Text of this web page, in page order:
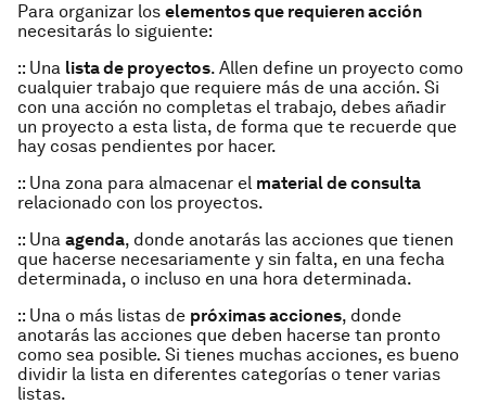
Para organizar los elementos que requieren acción
necesitarás lo siguiente:
:: Una lista de proyectos. Allen define un proyecto como
cualquier trabajo que requiere más de una acción. Si
con una acción no completas el trabajo, debes añadir
un proyecto a esta lista, de forma que te recuerde que
hay cosas pendientes por hacer.
:: Una zona para almacenar el material de consulta
relacionado con los proyectos.
:: Una agenda, donde anotarás las acciones que tienen
que hacerse necesariamente y sin falta, en una fecha
determinada, o incluso en una hora determinada.
:: Una o más listas de próximas acciones, donde
anotarás las acciones que deben hacerse tan pronto
como sea posible. Si tienes muchas acciones, es bueno
dividir la lista en diferentes categorías o tener varias
listas.